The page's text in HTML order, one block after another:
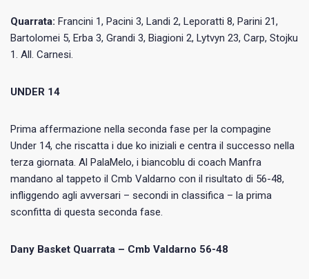
Quarrata: Francini 1, Pacini 3, Landi 2, Leporatti 8, Parini 21,
Bartolomei 5, Erba 3, Grandi 3, Biagioni 2, Lytvyn 23, Carp, Stojku
1. All. Carnesi.
UNDER 14
Prima affermazione nella seconda fase per la compagine
Under 14, che riscatta i due ko iniziali e centra il successo nella
terza giornata. Al PalaMelo, i biancoblu di coach Manfra
mandano al tappeto il Cmb Valdarno con il risultato di 56-48,
infliggendo agli avversari – secondi in classifica – la prima
sconfitta di questa seconda fase.
Dany Basket Quarrata – Cmb Valdarno 56-48